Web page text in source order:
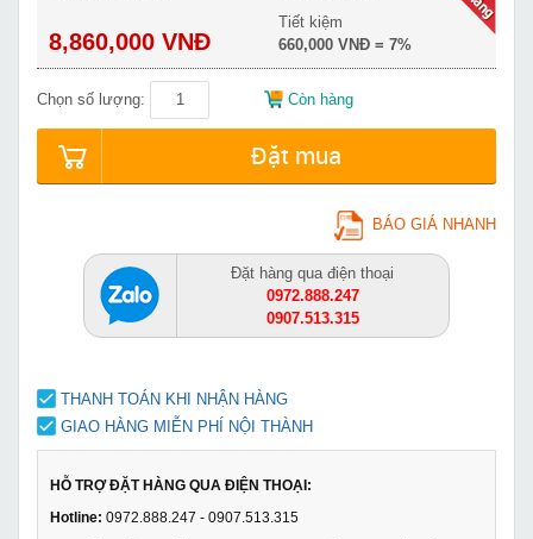
8,860,000 VNĐ
Tiết kiệm
660,000 VNĐ = 7%
Chọn số lượng: Còn hàng
Đặt mua
BÁO GIÁ NHANH
Đặt hàng qua điện thoại
0972.888.247
0907.513.315
THANH TOÁN KHI NHẬN HÀNG
GIAO HÀNG MIỄN PHÍ NỘI THÀNH
HỖ TRỢ ĐẶT HÀNG QUA ĐIỆN THOẠI:
Hotline: 0972.888.247 - 0907.513.315